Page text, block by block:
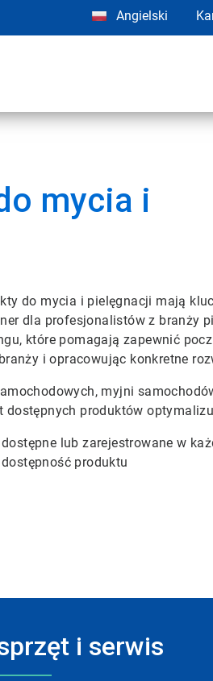
Angielski
mycia i
do mycia i pielęgnacji mają
dla profesjonalistów z branży
które pomagają zapewnić
i opracowując konkretne
myjni
produktów
lub zarejestrowane w
produktu
i serwis